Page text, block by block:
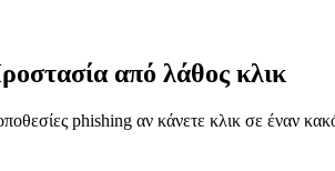
από λάθος κλικ
phishing αν κάνετε κλικ σε έναν